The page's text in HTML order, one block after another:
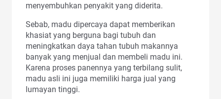
menyembuhkan penyakit yang diderita.
Sebab, madu dipercaya dapat memberikan
khasiat yang berguna bagi tubuh dan
meningkatkan daya tahan tubuh makannya
banyak yang menjual dan membeli madu ini.
Karena proses panennya yang terbilang sulit,
madu asli ini juga memiliki harga jual yang
lumayan tinggi.